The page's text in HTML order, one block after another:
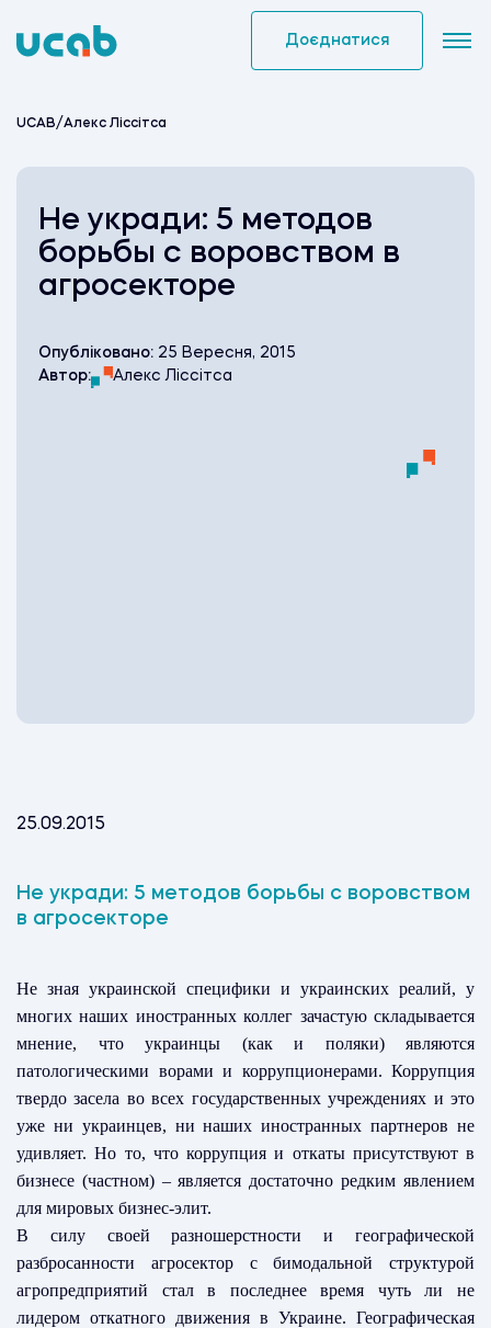
to
Доєднатися
UCAB/Алекс Ліссітса
Не укради: 5 методов
борьбы с воровством в
агросекторе
Опубліковано: 25 Вересня, 2015
Автор:
Алекс Ліссітса
25.09.2015
Не укради: 5 методов борьбы с воровством
в агросекторе
Не зная украинской специфики и украинских реалий, у
многих наших иностранных коллег зачастую складывается
мнение, что украинцы (как и поляки) являются
патологическими ворами и коррупционерами. Коррупция
твердо засела во всех государственных учреждениях и это
уже ни украинцев, ни наших иностранных партнеров не
удивляет. Но то, что коррупция и откаты присутствуют в
бизнесе (частном) – является достаточно редким явлением
для мировых бизнес-элит.
В силу своей разношерстности и географической
разбросанности агросектор с бимодальной структурой
агропредприятий стал в последнее время чуть ли не
лидером откатного движения в Украине. Географическая